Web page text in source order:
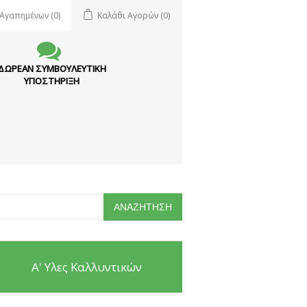
(0) Καλάθι Αγορών (0)
ΣΥΜΒΟΥΛΕΥΤΙΚΗ
ΥΠΟΣΤΗΡΙΞΗ
Α' Υλες Καλλυντικών